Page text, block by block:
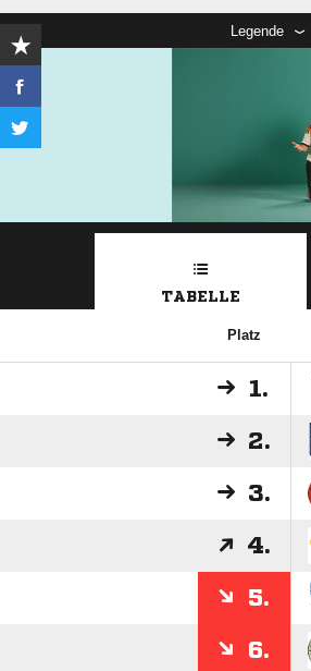
Legende
TABELLE
Platz
1.
2.
3.
4.
5.
6.